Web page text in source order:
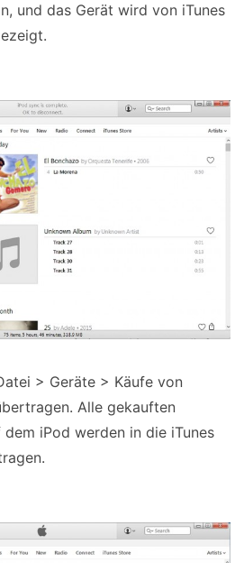
und das Gerät wird von iTunes
> Geräte > Käufe von
Alle gekauften
iPod werden in die iTunes